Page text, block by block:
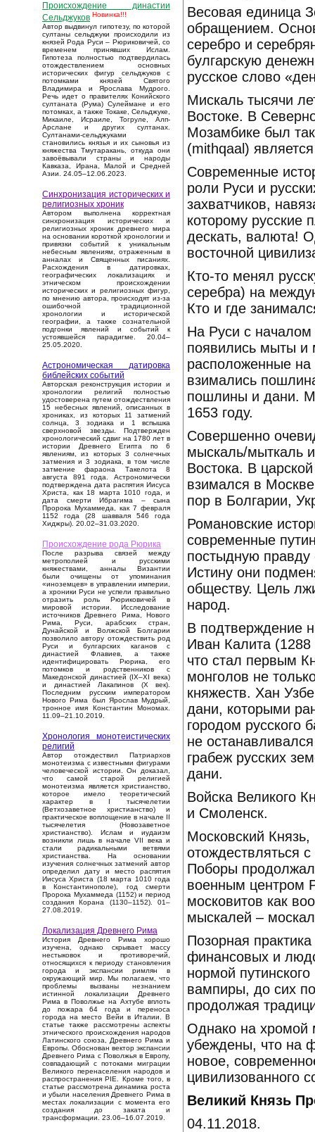
Происхождение династии
Сельджуков Новинка!!!
Автор выдвинул гипотезу, по которой
султаны сельджуки происходили из
князей Рода Руси – Рюриковичей, со
временем принявших Ислам.
Гипотеза полностью подтвердилась
отождествлением основных
исторических фигур сельджуков с
потомками князей Святого
Владимира и Ярослава Мудрого.
Речь идет о правителях Конийского
султаната (Рума) Сулеймане и его
потомках, а также Токаке, Сельджуке,
Микаиле, Исраиле, Тогруле, Алп-
Арслане и других султанах.
Султанами-сельджуками
становились князья и их сыновья из
княжества Тмутаракань, откуда они
завоёвывали страны и народы
Кавказа, Ирана, Малой и Средней
Азии. 24.05–12.06.2023.
Синхронизация исторических и
религиозных хроник
Автором выполнена корректная
синхронизация исторических и
религиозных хроник древнего мира
на основании короткой хронологии и
привязки событий к уникальным
небесным явлениям, отраженным в
анналах и Священных писаниях.
Расхождения в датировках,
географических локализациях и
этническом происхождении
исторических и религиозных фигур,
по мнению автора, происходят из-за
ошибочной традиционной
хронологии и исторической
географии, а также сознательной
подгонки явлений и событий к
устоявшейся парадигме. 20.04–
25.05.2020.
Астрономическая датировка
библейских событий
Авторская реконструкция истории и
хронологии религий полностью
удостоверена путем отождествления
15 небесных явлений, описанных в
хрониках, из которых 11 затмений
солнца, 3 зодиака и 1 вспышка
сверхновой звезды. Подтвержден
хронологический сдвиг на 1780 лет в
истории Древнего Египта по 6
явлениям, из которых 3 солнечных
затмения и 3 зодиака, в том числе
затмение фараона Такелота 8
августа 891 года. Астрономически
подтверждена дата распятия Иисуса
Христа, как 18 марта 1010 года, и
дата смерти Ибрагима – сына
Пророка Мухаммеда, как 7 февраля
1152 года (28 шавваля 546 года
Хиджры). 20.02–31.03.2020.
Происхождение рода Рюрика
После разрыва связей между
метрополией и русскими
княжествами, анналы Византии
были очищены от упоминания
«иноземцев» в управлении империи,
а хроники Руси не успели правильно
отразить роль Рюриковичей в
мировой истории. Исследование
источников Древнего Рима, Нового
Рима, Руси, арабских стран,
Дунайской и Волжской Болгарии
позволило автору отождествить род
Руси и булгарских каганов с
династией Флавиев, а также
идентифицировать Рюрика, его
потомков и родственников с
Македонской династией (IX–XI века)
и династией Лакапинов (X век).
Последним русским императором
Нового Рима был Ярослав Мудрый,
тронное имя Константин Мономах.
11.09–21.10.2019.
Хронология монотеистических
религий
Автор отождествил Патриархов
монотеизма с известными фигурами
человеческой истории. Он доказал,
что самой старой религией
монотеизма является христианство,
которое имело теоретический
характер в I тысячелетии
(Ветхозаветное христианство) и
практическое воплощение в начале II
тысячелетия (Новозаветное
христианство). Ислам и иудаизм
возникли лишь в начале VII века и
стали радикальными ветвями
христианства. На основании
изучения солнечных затмений автор
определил дату и место распятия
Иисуса Христа (18 марта 1010 года
в Константинополе), год смерти
Пророка Мухаммеда (1152) и период
создания Корана (1130–1152). 01–
27.08.2019.
Локализация Древнего Рима
История Древнего Рима хорошо
изучена, однако скрывает массу
нестыковок и противоречий,
относящихся к периоду становления
города и экспансии римлян в
окружающий мир. Мы полагаем, что
проблемы вызваны незнанием
истинной локализации Древнего
Рима в Поволжье на Ахтубе вплоть
до пожара 64 года и переноса
города на место Вейи в Италии. В
статье также рассмотрены аспекты
этнического происхождения народов
Латинского союза, Древнего Рима и
Европы. Обоснован вектор экспансии
Древнего Рима с Поволжья в Европу,
совпадающий с потоками миграции
Великого перенаселения народов и
распространения PIE. Кроме того, в
статье рассмотрена динамика роста
и убыли населения Древнего Рима в
местах локализации с момента его
создания до заката и
трансформации. 23.06–16.07.2019.
Весовая единица
обращением.
серебро и
булгарскую
русское слово
Мискаль тысячи
Востоке. В
Мозамбике был
(mithqaal)
Современные
роли Руси и
захватчиков,
которому русские
дескать, валюта!
восточной
Кто-то менял
серебра) на
Кто и где
На Руси с началом
появились мыты
расположенные на
взимались
пошлины и дани.
1653 году.
Совершенно
мыскаль/мыткаль
Востока. В
взимался в
пор в Болгарии,
Романовские
современные
постыдную
Истину они
обществу. Цель
народ.
В подтверждение
Иван Калита
что стал первым
монголов не
княжеств. Хан
дани, которыми
городом русского
не
грабеж русских
дани.
Войска Великого
и Смоленск.
Московский
отождествляться
Поборы
военным центром
московитов как
мыскалей –
Позорная
финансовых и
нормой
вампиры, до сих
продолжая
Однако на хромой
убеждены, что на
новое,
цивилизованного
Великий Князь
04.11.2018.